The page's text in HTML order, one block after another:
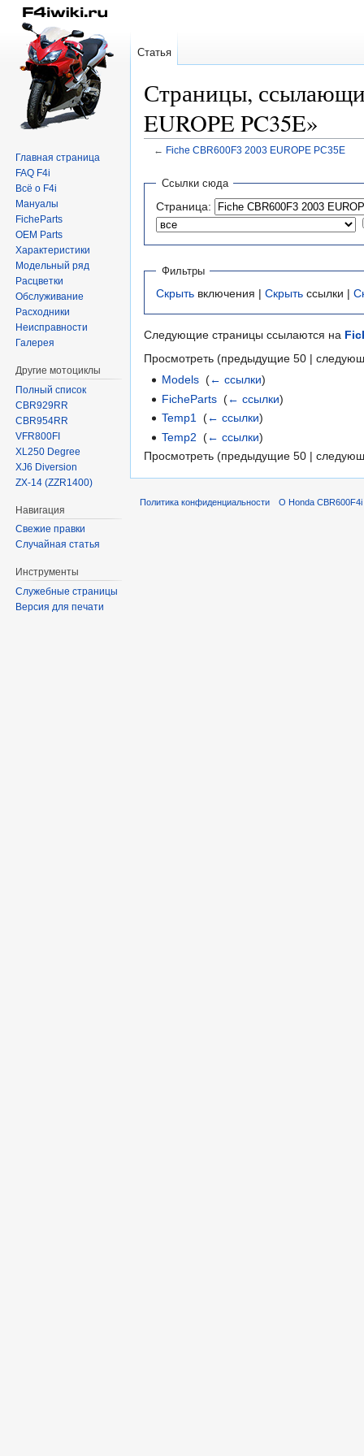
Страницы,
EUROPE PC35E»
← Fiche CBR600F3 2003 EUROPE PC35E
Перейти
навигации
Перейти
поиску
Ссылки сюда
Страница:
Фильтры
Скрыть включения | Скрыть ссылки |
Следующие страницы ссылаются на
Просмотреть (предыдущие 50 |
Models ‎(← ссылки)
FicheParts ‎(← ссылки)
Temp1
‎(← ссылки)
Temp2 ‎(← ссылки)
Просмотреть (предыдущие 50 |
Статья
Главная страница
FAQ F4i
Всё о F4i
Мануалы
FicheParts
OEM Parts
Характеристики
Модельный ряд
Расцветки
Обслуживание
Расходники
Неисправности
Галерея
Другие мотоциклы
Полный список
CBR929RR
CBR954RR
VFR800FI
XL250 Degree
XJ6 Diversion
ZX-14 (ZZR1400)
Навигация
Свежие правки
Случайная статья
Инструменты
Служебные страницы
Версия для печати
Политика конфиденциальности О Honda CBR600F4i